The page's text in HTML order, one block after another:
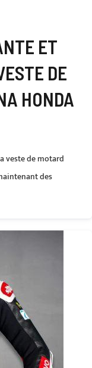
ET
DE
HONDA
veste de motard
des